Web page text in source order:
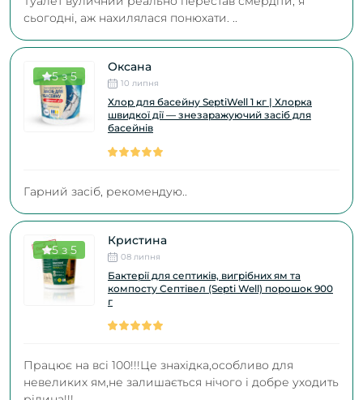
сьогодні, аж нахилялася понюхати. ..
5 з 5
Оксана
10 липня
Хлор для басейну SeptiWell 1 кг | Хлорка
швидкої дії — знезаражуючий засіб для
басейнів
Гарний засіб, рекомендую..
5 з 5
Кристина
08 липня
Бактерії для септиків, вигрібних ям та
компосту Септівел (Septi Well) порошок 900
г
Працює на всі 100!!!Це знахідка,особливо для
невеликих ям,не залишається нічого і добре уходить